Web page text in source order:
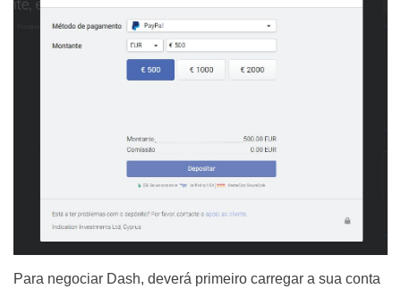
Para negociar Dash, deverá primeiro carregar a sua conta